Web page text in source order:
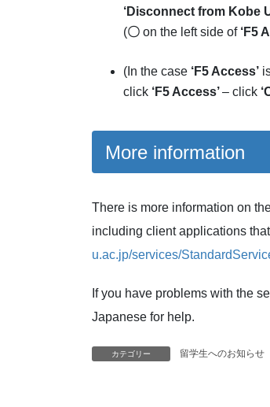
‘Disconnect from Kobe
(〇 on the left side of ‘F5
(In the case ‘F5 Access’
click ‘F5 Access’– click
More information
There is more information on
including client applications
u.ac.jp/services/
If you have problems with the
Japanese for help.
カテゴリー 留学生へのお知らせ